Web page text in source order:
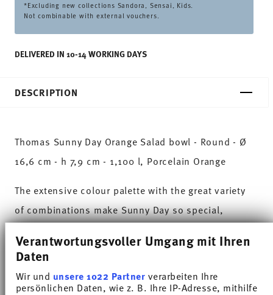
Verantwortungsvoller Umgang mit Ihren
Daten
Wir und unsere 1022 Partnerverarbeiten Ihre
persönlichen Daten, wie z. B. Ihre IP-Adresse, mithilfe
*Excluding new collections Sandora, Sensai, Kids.
Not combinable with external vouchers.
DELIVERED IN 10-14 WORKING DAYS
DESCRIPTION
Thomas Sunny Day Orange Salad bowl - Round - Ø
16,6 cm - h 7,9 cm - 1,100 l, Porcelain Orange
The extensive colour palette with the great variety
of combinations make Sunny Day so special,
worlds of every kind. Sunny Day’s pleasing and
unique.HAVE A SUNNY DAY!